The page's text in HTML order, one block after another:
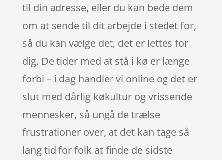
til din adresse, eller du kan bede dem
om at sende til dit arbejde i stedet for,
så du kan vælge det, det er lettes for
dig. De tider med at stå i kø er længe
forbi – i dag handler vi online og det er
slut med dårlig køkultur og vrissende
mennesker, så ungå de trælse
frustrationer over, at det kan tage så
lang tid for folk at finde de sidste